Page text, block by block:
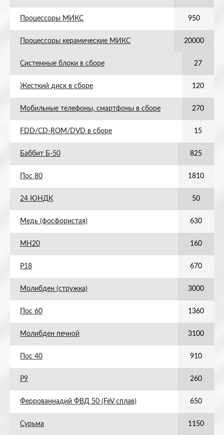
Процессоры МИКС 950
Процессоры керамические МИКС 20000
Системные блоки в сборе 27
Жесткий диск в сборе 120
Мобильные телефоны, смартфоны в сборе 270
FDD/CD-ROM/DVD в сборе 15
Баббит Б-50 825
Пос 80 1810
24 ЮНДК 50
Медь (фосфористая) 630
МН20 160
Р18 670
Молибден (стружка) 3000
Пос 60 1360
Молибден печной 3100
Пос 40 910
Р9 260
Феррованнадий ФВД 50 (FeV сплав) 650
Сурьма 1150